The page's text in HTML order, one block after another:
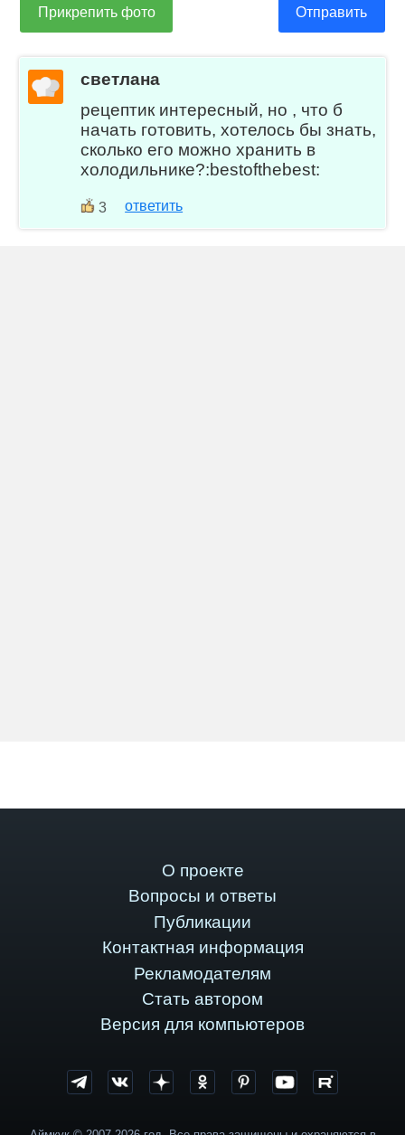
Прикрепить фото Отправить
светлана
рецептик интересный, но , что б
начать готовить, хотелось бы знать,
сколько его можно хранить в
холодильнике?:bestofthebest:
3 ответить
О проекте
Вопросы и ответы
Публикации
Контактная информация
Рекламодателям
Стать автором
Версия для компьютеров